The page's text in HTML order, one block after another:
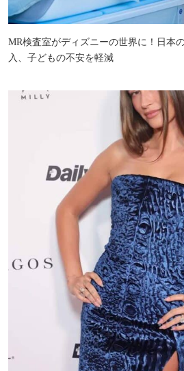
MR検査室がディズニーの世界に！日本
入、子どもの不安を軽減